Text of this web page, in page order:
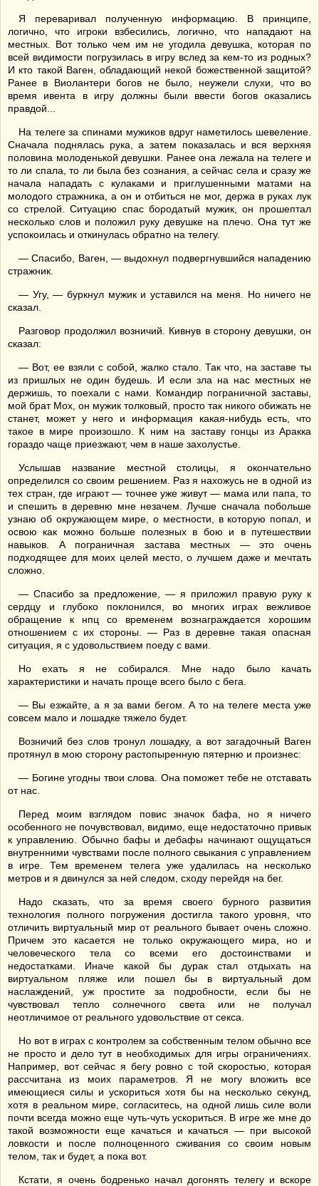
Я переваривал полученную информацию. В принципе,
логично, что игроки взбесились, логично, что нападают на
местных. Вот только чем им не угодила девушка, которая по
всей видимости погрузилась в игру вслед за кем-то из родных?
И кто такой Ваген, обладающий некой божественной защитой?
Ранее в Виолантери богов не было, неужели слухи, что во
время ивента в игру должны были ввести богов оказались
правдой...
На телеге за спинами мужиков вдруг наметилось шевеление.
Сначала поднялась рука, а затем показалась и вся верхняя
половина молоденькой девушки. Ранее она лежала на телеге и
то ли спала, то ли была без сознания, а сейчас села и сразу же
начала нападать с кулаками и приглушенными матами на
молодого стражника, а он и отбиться не мог, держа в руках лук
со стрелой. Ситуацию спас бородатый мужик, он прошептал
несколько слов и положил руку девушке на плечо. Она тут же
успокоилась и откинулась обратно на телегу.
— Спасибо, Ваген, — выдохнул подвергнувшийся нападению
стражник.
— Угу, — буркнул мужик и уставился на меня. Но ничего не
сказал.
Разговор продолжил возничий. Кивнув в сторону девушки, он
сказал:
— Вот, ее взяли с собой, жалко стало. Так что, на заставе ты
из пришлых не один будешь. И если зла на нас местных не
держишь, то поехали с нами. Командир пограничной заставы,
мой брат Мох, он мужик толковый, просто так никого обижать не
станет, может у него и информация какая-нибудь есть, что
такое в мире произошло. К ним на заставу гонцы из Аракка
гораздо чаще приезжают, чем в наше захолустье.
Услышав название местной столицы, я окончательно
определился со своим решением. Раз я нахожусь не в одной из
тех стран, где играют — точнее уже живут — мама или папа, то
и спешить в деревню мне незачем. Лучше сначала побольше
узнаю об окружающем мире, о местности, в которую попал, и
освою как можно больше полезных в бою и в путешествии
навыков. А пограничная застава местных — это очень
подходящее для моих целей место, о лучшем даже и мечтать
сложно.
— Спасибо за предложение, — я приложил правую руку к
сердцу и глубоко поклонился, во многих играх вежливое
обращение к нпц со временем вознаграждается хорошим
отношением с их стороны. — Раз в деревне такая опасная
ситуация, я с удовольствием поеду с вами.
Но ехать я не собирался. Мне надо было качать
характеристики и начать проще всего было с бега.
— Вы езжайте, а я за вами бегом. А то на телеге места уже
совсем мало и лошадке тяжело будет.
Возничий без слов тронул лошадку, а вот загадочный Ваген
протянул в мою сторону растопыренную пятерню и произнес:
— Богине угодны твои слова. Она поможет тебе не отставать
от нас.
Перед моим взглядом повис значок бафа, но я ничего
особенного не почувствовал, видимо, еще недостаточно привык
к управлению. Обычно бафы и дебафы начинают ощущаться
внутренними чувствами после полного свыкания с управлением
в игре. Тем временем телега уже удалилась на несколько
метров и я двинулся за ней следом, сходу перейдя на бег.
Надо сказать, что за время своего бурного развития
технология полного погружения достигла такого уровня, что
отличить виртуальный мир от реального бывает очень сложно.
Причем это касается не только окружающего мира, но и
человеческого тела со всеми его достоинствами и
недостатками. Иначе какой бы дурак стал отдыхать на
виртуальном пляже или пошел бы в виртуальный дом
наслаждений, уж простите за подробности, если бы не
чувствовал тепло солнечного света или не получал
неотличимое от реального удовольствие от секса.
Но вот в играх с контролем за собственным телом обычно все
не просто и дело тут в необходимых для игры ограничениях.
Например, вот сейчас я бегу ровно с той скоростью, которая
рассчитана из моих параметров. Я не могу вложить все
имеющиеся силы и ускориться хотя бы на несколько секунд,
хотя в реальном мире, согласитесь, на одной лишь силе воли
почти всегда можно еще чуть-чуть ускориться. В игре же мне до
такой возможности еще качаться и качаться — при высокой
ловкости и после полноценного сживания со своим новым
телом, так и будет, а пока вот.
Кстати, я очень бодренько начал догонять телегу и вскоре